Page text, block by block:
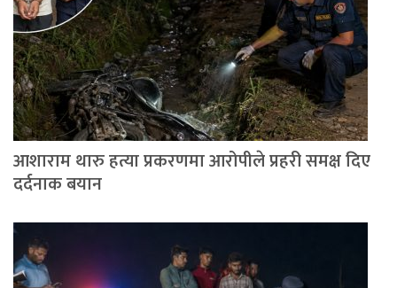
आशाराम थारु हत्या प्रकरणमा आरोपीले प्रहरी समक्ष दिए
दर्दनाक बयान